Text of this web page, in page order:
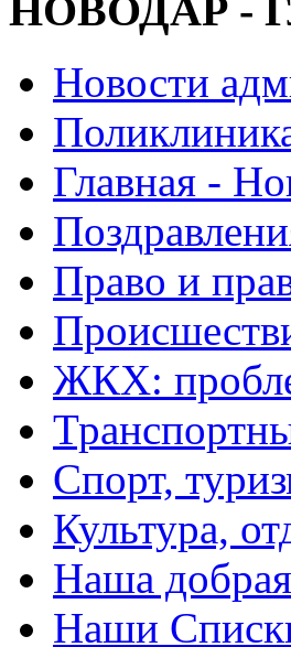
НОВОДАР -
Новости
Главная -
Право и
ЖКХ:
Спорт,
Культура,
Наша
Наши